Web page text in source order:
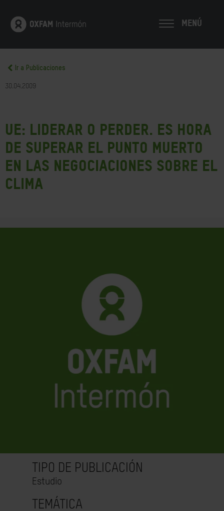
MENÚ
Ir a Publicaciones
30.04.2009
UE: Liderar o perder. Es hora
de superar el punto muerto
en las negociaciones sobre el
clima
TIPO DE PUBLICACIÓN
Estudio
TEMÁTICA